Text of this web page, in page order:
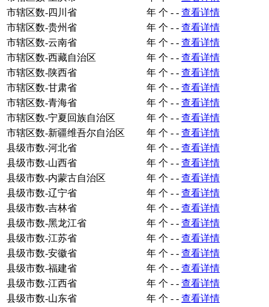
市辖区数-四川省
年 个 - - 查看详情
市辖区数-贵州省
年 个 - - 查看详情
市辖区数-云南省
年 个 - - 查看详情
市辖区数-西藏自治区
年 个 - - 查看详情
市辖区数-陕西省
年 个 - - 查看详情
市辖区数-甘肃省
年 个 - - 查看详情
市辖区数-青海省
年 个 - - 查看详情
市辖区数-宁夏回族自治区
年 个 - - 查看详情
市辖区数-新疆维吾尔自治区
年 个 - - 查看详情
县级市数-河北省
年 个 - - 查看详情
县级市数-山西省
年 个 - - 查看详情
县级市数-内蒙古自治区
年 个 - - 查看详情
县级市数-辽宁省
年 个 - - 查看详情
县级市数-吉林省
年 个 - - 查看详情
县级市数-黑龙江省
年 个 - - 查看详情
县级市数-江苏省
年 个 - - 查看详情
县级市数-安徽省
年 个 - - 查看详情
县级市数-福建省
年 个 - - 查看详情
县级市数-江西省
年 个 - - 查看详情
县级市数-山东省
年 个 - - 查看详情